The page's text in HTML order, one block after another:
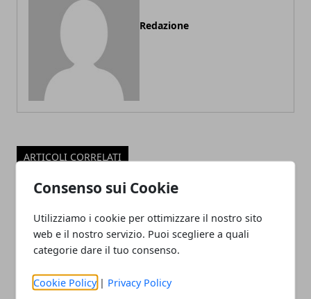
Consenso sui Cookie
Utilizziamo i cookie per ottimizzare il nostro sito
web e il nostro servizio. Puoi scegliere a quali
categorie dare il tuo consenso.
Cookie Policy | Privacy Policy
Redazione
ARTICOLI CORRELATI